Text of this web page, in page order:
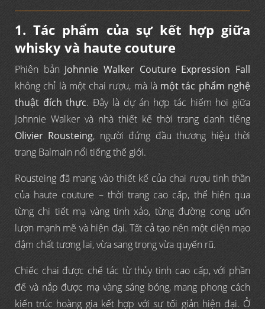
1. Tác phẩm của sự kết hợp giữa
whisky và haute couture
Phiên bản Johnnie Walker Couture Expression Fall
không chỉ là một chai rượu, mà là một tác phẩm nghệ
thuật đích thực. Đây là dự án hợp tác hiếm hoi giữa
Johnnie Walker và nhà thiết kế thời trang danh tiếng
Olivier Rousteing, người đứng đầu thương hiệu thời
trang Balmain nổi tiếng thế giới.
Rousteing đã mang vào thiết kế của chai rượu tinh thần
của haute couture – thời trang cao cấp, thể hiện qua
từng chi tiết mạ vàng tinh xảo, từng đường cong uốn
lượn mạnh mẽ và hiện đại. Tất cả tạo nên một diện mạo
đậm chất tương lai, vừa sang trọng vừa quyến rũ.
Chiếc chai được chế tác từ thủy tinh cao cấp, với phần
đế và nắp được mạ vàng sáng bóng, mang phong cách
kiến trúc hoàng gia kết hợp với sự tối giản hiện đại. Ở